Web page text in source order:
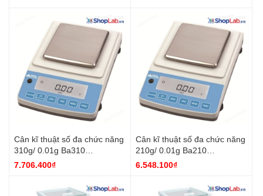
Cân kĩ thuật số đa chức năng
310g/ 0.01g Ba310
DH.Bal8012 DaiHan
7.706.400₫
Cân kĩ thuật số đa chức năng
210g/ 0.01g Ba210
DH.Bal8011 DaiHan
6.548.100₫